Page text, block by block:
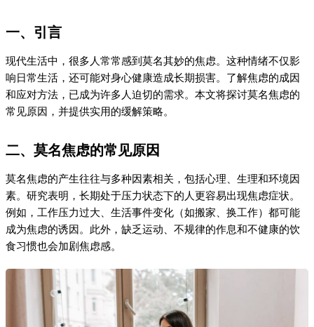
一、引言
现代生活中，很多人常常感到莫名其妙的焦虑。这种情绪不仅影
响日常生活，还可能对身心健康造成长期损害。了解焦虑的成因
和应对方法，已成为许多人迫切的需求。本文将探讨莫名焦虑的
常见原因，并提供实用的缓解策略。
二、莫名焦虑的常见原因
莫名焦虑的产生往往与多种因素相关，包括心理、生理和环境因
素。研究表明，长期处于压力状态下的人更容易出现焦虑症状。
例如，工作压力过大、生活事件变化（如搬家、换工作）都可能
成为焦虑的诱因。此外，缺乏运动、不规律的作息和不健康的饮
食习惯也会加剧焦虑感。